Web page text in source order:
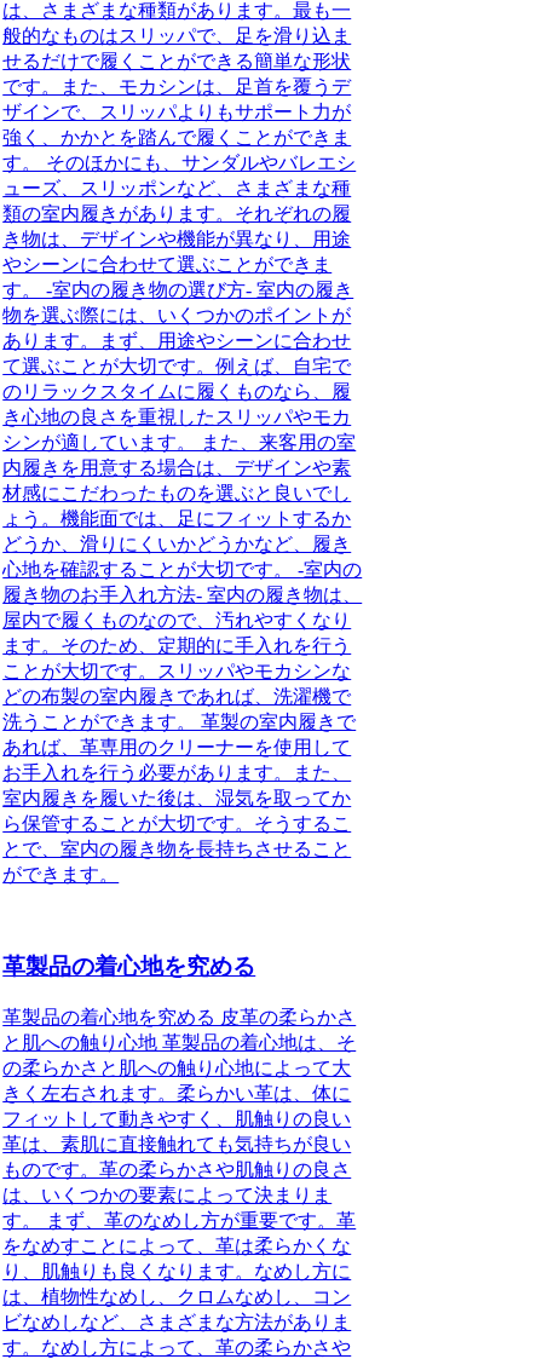
は、さまざまな種類があります。最も一
般的なものはスリッパで、足を滑り込ま
せるだけで履くことができる簡単な形状
です。また、モカシンは、足首を覆うデ
ザインで、スリッパよりもサポート力が
強く、かかとを踏んで履くことができま
す。 そのほかにも、サンダルやバレエシ
ューズ、スリッポンなど、さまざまな種
類の室内履きがあります。それぞれの履
き物は、デザインや機能が異なり、用途
やシーンに合わせて選ぶことができま
す。 -室内の履き物の選び方- 室内の履き
物を選ぶ際には、いくつかのポイントが
あります。まず、用途やシーンに合わせ
て選ぶことが大切です。例えば、自宅で
のリラックスタイムに履くものなら、履
き心地の良さを重視したスリッパやモカ
シンが適しています。 また、来客用の室
内履きを用意する場合は、デザインや素
材感にこだわったものを選ぶと良いでし
ょう。機能面では、足にフィットするか
どうか、滑りにくいかどうかなど、履き
心地を確認することが大切です。 -室内の
履き物のお手入れ方法- 室内の履き物は、
屋内で履くものなので、汚れやすくなり
ます。そのため、定期的に手入れを行う
ことが大切です。スリッパやモカシンな
どの布製の室内履きであれば、洗濯機で
洗うことができます。 革製の室内履きで
あれば、革専用のクリーナーを使用して
お手入れを行う必要があります。また、
室内履きを履いた後は、湿気を取ってか
ら保管することが大切です。そうするこ
とで、室内の履き物を長持ちさせること
ができます。
革製品の着心地を究める
革製品の着心地を究める 皮革の柔らかさ
と肌への触り心地 革製品の着心地は、そ
の柔らかさと肌への触り心地によって大
きく左右されます。柔らかい革は、体に
フィットして動きやすく、肌触りの良い
革は、素肌に直接触れても気持ちが良い
ものです。革の柔らかさや肌触りの良さ
は、いくつかの要素によって決まりま
す。 まず、革のなめし方が重要です。革
をなめすことによって、革は柔らかくな
り、肌触りも良くなります。なめし方に
は、植物性なめし、クロムなめし、コン
ビなめしなど、さまざまな方法がありま
す。なめし方によって、革の柔らかさや